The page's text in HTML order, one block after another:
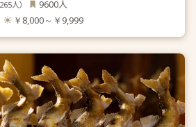
265人） 9600人
￥8,000～￥9,999